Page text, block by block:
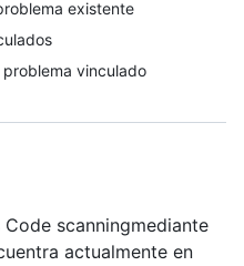
existente
vinculado
scanningmediante
actualmente en